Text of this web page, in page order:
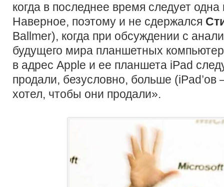
когда в последнее время следует одна
Наверное, поэтому и не сдержался
Ballmer), когда при обсуждении с
будущего мира планшетных
в адрес Apple и ее планшета iPad
продали, безусловно, больше
хотел, чтобы они продали».